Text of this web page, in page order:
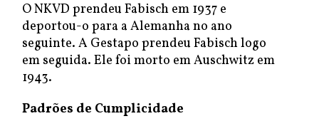
O NKVD prendeu Fabisch em 1937 e
deportou-o para a Alemanha no ano
seguinte. A Gestapo prendeu Fabisch logo
em seguida. Ele foi morto em Auschwitz em
1943.
Padrões de Cumplicidade